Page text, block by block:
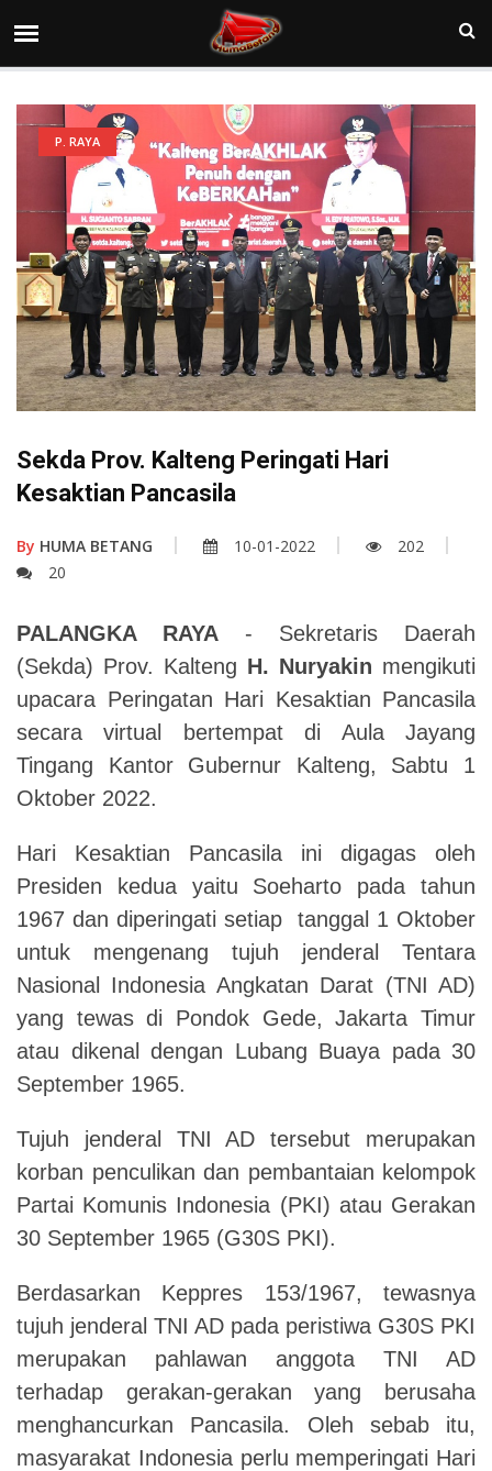
P. RAYA
Sekda Prov. Kalteng Peringati Hari
Kesaktian Pancasila
By HUMA BETANG 10-01-2022
202
20
PALANGKA RAYA - Sekretaris Daerah
(Sekda) Prov. Kalteng H. Nuryakin mengikuti
upacara Peringatan Hari Kesaktian Pancasila
secara virtual bertempat di Aula Jayang
Tingang Kantor Gubernur Kalteng, Sabtu 1
Oktober 2022.
Hari Kesaktian Pancasila ini digagas oleh
Presiden kedua yaitu Soeharto pada tahun
1967 dan diperingati setiap tanggal 1 Oktober
untuk mengenang tujuh jenderal Tentara
Nasional Indonesia Angkatan Darat (TNI AD)
yang tewas di Pondok Gede, Jakarta Timur
atau dikenal dengan Lubang Buaya pada 30
September 1965.
Tujuh jenderal TNI AD tersebut merupakan
korban penculikan dan pembantaian kelompok
Partai Komunis Indonesia (PKI) atau Gerakan
30 September 1965 (G30S PKI).
Berdasarkan Keppres 153/1967, tewasnya
tujuh jenderal TNI AD pada peristiwa G30S PKI
merupakan pahlawan anggota TNI AD
terhadap gerakan-gerakan yang berusaha
menghancurkan Pancasila. Oleh sebab itu,
masyarakat Indonesia perlu memperingati Hari